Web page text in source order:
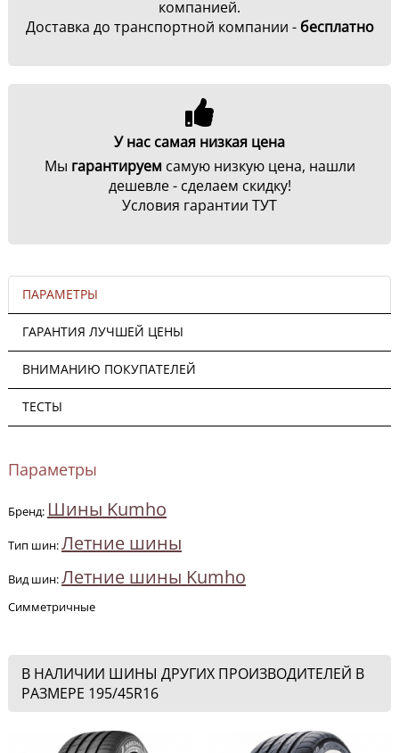
компанией.
Доставка до транспортной компании - бесплатно
У нас самая низкая цена
Мы гарантируем самую низкую цена, нашли
дешевле - сделаем скидку!
Условия гарантии ТУТ
ПАРАМЕТРЫ
ГАРАНТИЯ ЛУЧШЕЙ ЦЕНЫ
ВНИМАНИЮ ПОКУПАТЕЛЕЙ
ТЕСТЫ
Параметры
Бренд: Шины Kumho
Тип шин:Летние шины
Вид шин:Летние шины Kumho
Симметричные
В НАЛИЧИИ ШИНЫ ДРУГИХ ПРОИЗВОДИТЕЛЕЙ В
РАЗМЕРЕ 195/45R16